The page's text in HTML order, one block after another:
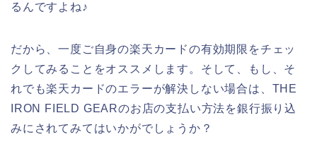
るんですよね♪
だから、一度ご自身の楽天カードの有効期限をチェッ
クしてみることをオススメします。そして、もし、そ
れでも楽天カードのエラーが解決しない場合は、THE
IRON FIELD GEARのお店の支払い方法を銀行振り込
みにされてみてはいかがでしょうか？